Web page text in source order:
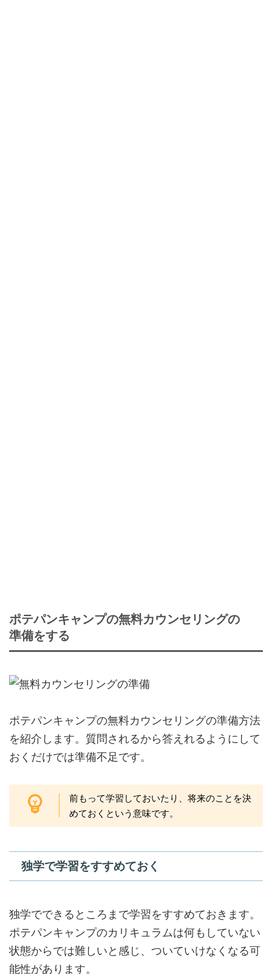
ポテパンキャンプの無料カウンセリングの
準備をする
ポテパンキャンプの無料カウンセリングの準備方法
を紹介します。質問されるから答えれるようにして
おくだけでは準備不足です。
前もって学習しておいたり、将来のことを決
めておくという意味です。
独学で学習をすすめておく
独学でできるところまで学習をすすめておきます。
ポテパンキャンプのカリキュラムは何もしていない
状態からでは難しいと感じ、ついていけなくなる可
能性があります。